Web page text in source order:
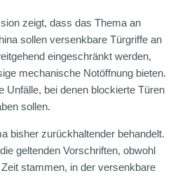
zeigt, dass das Thema an
sollen versenkbare Türgriffe an
eingeschränkt werden,
mechanische Notöffnung bieten.
Unfälle, bei denen blockierte Türen
sollen.
bisher zurückhaltender behandelt.
geltenden Vorschriften, obwohl
stammen, in der versenkbare